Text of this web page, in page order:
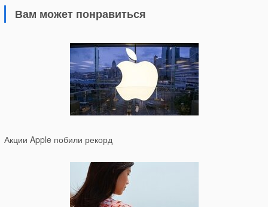
Вам может понравиться
Акции Apple побили рекорд